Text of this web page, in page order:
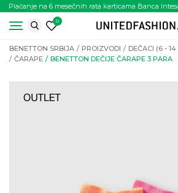
Plaćanje na 6 mesečnih rata karticama Banca
0
BENETTON SRBIJA PROIZVODI DEČACI (6 -
ČARAPE
BENETTON DEČIJE ČARAPE 3 PARA